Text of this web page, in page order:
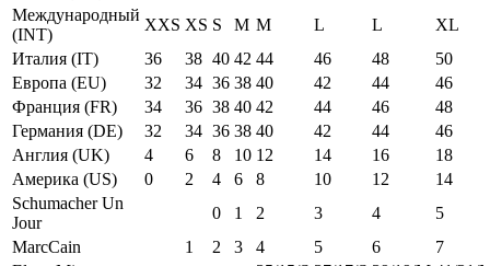
Международный
(INT)
XXS XS S M M L L
XL
Италия (IT)
36 38 40 42 44 46 48
50
Европа (EU)
32 34 36 38 40 42 44
46
Франция (FR)
34 36 38 40 42 44 46
48
Германия (DE)
32 34 36 38 40 42 44
46
Англия (UK)
4 6 8 10 12 14 16
18
Америка (US)
0 2 4 6 8 10 12
14
Schumacher Un
Jour
0 1 2 3 4
5
MarcCain
1 2 3 4 5 6
7